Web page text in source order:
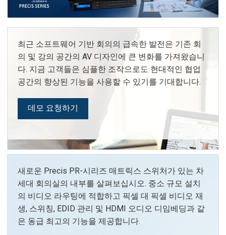
Training
Support
About
최근 소프트웨어 기반 회의의 급속한 발전은 기존 회
의 및 강의 공간의 AV 디자인에 큰 변화를 가져왔습니
다. 지금 고객들은 심플한 조작으로도 현대적인 협업
공간의 향상된 기능을 사용할 수 있기를 기대합니다.
데모 요청하기
새로운 Precis PR-시리즈 매트릭스 스위처가 있는 차
세대 회의실의 내부를 살펴보십시오. 중소 규모 설치
의 비디오 라우팅에 적합하고 픽셀 대 픽셀 비디오 재
생, 스위칭, EDID 관리 및 HDMI 오디오 디임베딩과 같
은 동급 최고의 기능을 제공합니다.